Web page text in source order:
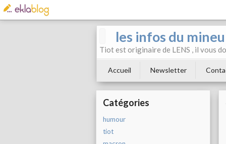
les infos du
Tiot est originaire de LENS , il vous
Accueil Newsletter
Catégories
humour
tiot